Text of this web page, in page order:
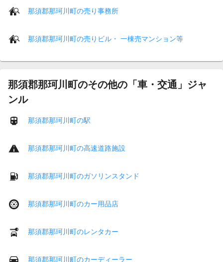
那須郡那珂川町の売り事務所
那須郡那珂川町の売りビル・ 一棟売マンション等
那須郡那珂川町のその他の「車・交通」ジャ
ンル
那須郡那珂川町の駅
那須郡那珂川町の高速道路施設
那須郡那珂川町のガソリンスタンド
那須郡那珂川町のカー用品店
那須郡那珂川町のレンタカー
那須郡那珂川町のカーディーラー